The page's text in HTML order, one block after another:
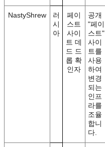
NastyShrew
러
시
아
페이
스트
사이
트 데
드 드
롭 확
인자
공개
"페이
스트"
사이
트를
사용
하여
변경
되는
인프
라를
조율
합니
다.